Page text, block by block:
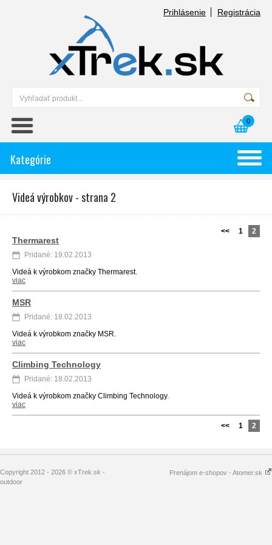
Prihlásenie Registrácia
0
Kategórie
Videá výrobkov - strana 2
<< 1 2
Thermarest
Pridané: 19.02.2013
Videá k výrobkom značky Thermarest.
viac
MSR
Pridané: 18.02.2013
Videá k výrobkom značky MSR.
viac
Climbing Technology
Pridané: 18.02.2013
Videá k výrobkom značky Climbing Technology.
viac
<< 1 2
Copyright 2012 - 2026 © xTrek.sk -
outdoor
Prenájom e-shopov - Atomer.sk